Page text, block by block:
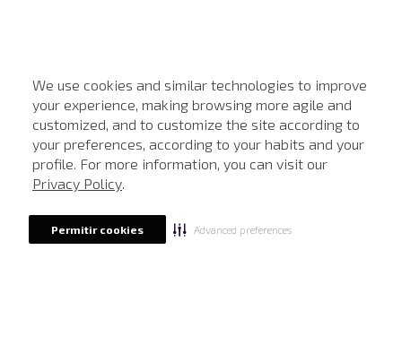
We use cookies and similar technologies to improve
your experience, making browsing more agile and
customized, and to customize the site according to
your preferences, according to your habits and your
profile. For more information, you can visit our
Privacy Policy.
Permitir cookies Advanced preferences